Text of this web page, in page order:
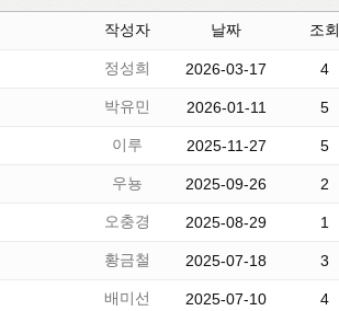
작성자 날짜 조회
정성희 2026-03-17 4
박유민 2026-01-11 5
이루 2025-11-27 5
우뇽 2025-09-26 2
오충경 2025-08-29 1
황금철 2025-07-18 3
배미선 2025-07-10 4